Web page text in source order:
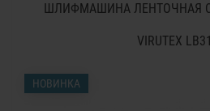
ШЛИФМАШИНА ЛЕНТОЧНАЯ
VIRUTEX
НОВИНКА